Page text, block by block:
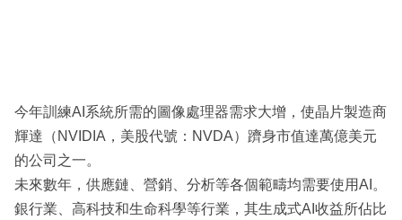
今年訓練AI系統所需的圖像處理器需求大增，使晶片製造商
輝達（NVIDIA，美股代號：NVDA）躋身市值達萬億美元
的公司之一。
未來數年，供應鏈、營銷、分析等各個範疇均需要使用AI。
銀行業、高科技和生命科學等行業，其生成式AI收益所佔比